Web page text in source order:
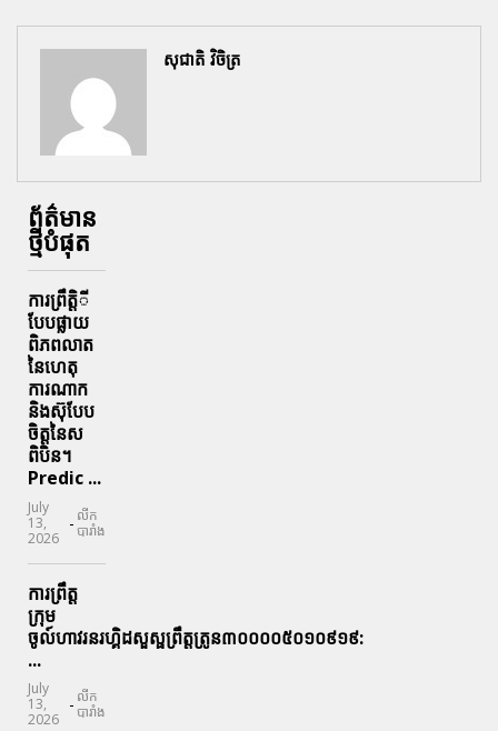
សុជាតិ វិចិត្រ
ព័ត៌មាន
ថ្មីបំផុត
ការព្រឹតិ្តី
បែបផ្លាយ
ពិភពលាត
នៃហេតុ
ការណាក
និងស៊ុបែប
ចិត្តនៃស
ពិបិន។
Predic ...
July
13,
2026
- លីក
បារាំង
ការព្រឹត្ត
ក្រុម
ចូល៍ហាវរនរហ្គិដសួស្ផព្រឹត្តត្រូន៣០០០០៥០១០៩១៩:
...
July
13,
2026
- លីក
បារាំង